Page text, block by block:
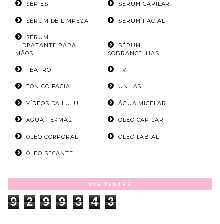
SÉRIES SÉRUM CAPILAR
SÉRUM DE LIMPEZA SÉRUM FACIAL
SÉRUM
HIDRATANTE PARA
MÃOS
SÉRUM
SOBRANCELHAS
TEATRO TV
TÔNICO FACIAL UNHAS
VÍDEOS DA LULU ÁGUA MICELAR
ÁGUA TERMAL ÓLEO CAPILAR
ÓLEO CORPORAL ÓLEO LABIAL
ÓLEO SECANTE
VISITANTES
9 2 9 9 3 4 3